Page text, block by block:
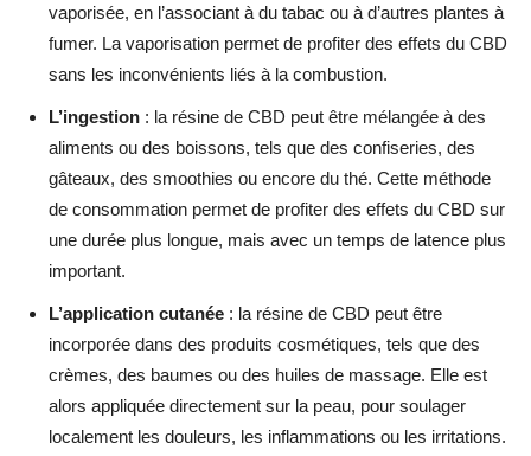
vaporisée, en l’associant à du tabac ou à d’autres plantes à
fumer. La vaporisation permet de profiter des effets du CBD
sans les inconvénients liés à la combustion.
L’ingestion : la résine de CBD peut être mélangée à des
aliments ou des boissons, tels que des confiseries, des
gâteaux, des smoothies ou encore du thé. Cette méthode
de consommation permet de profiter des effets du CBD sur
une durée plus longue, mais avec un temps de latence plus
important.
L’application cutanée : la résine de CBD peut être
incorporée dans des produits cosmétiques, tels que des
crèmes, des baumes ou des huiles de massage. Elle est
alors appliquée directement sur la peau, pour soulager
localement les douleurs, les inflammations ou les irritations.